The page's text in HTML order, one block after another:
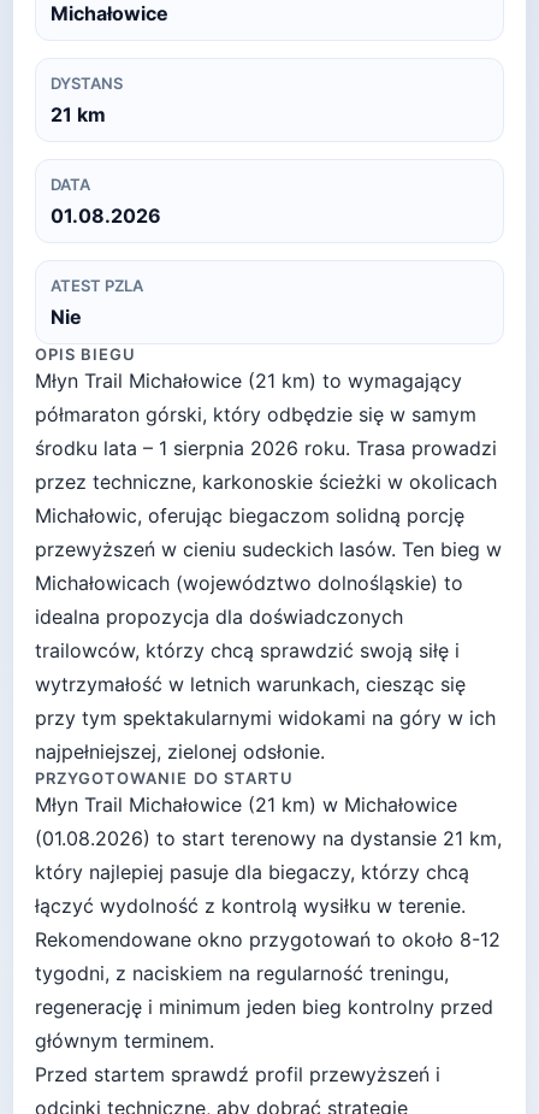
Michałowice
DYSTANS
21 km
DATA
01.08.2026
ATEST PZLA
Nie
OPIS BIEGU
Młyn Trail Michałowice (21 km) to wymagający
półmaraton górski, który odbędzie się w samym
środku lata – 1 sierpnia 2026 roku. Trasa prowadzi
przez techniczne, karkonoskie ścieżki w okolicach
Michałowic, oferując biegaczom solidną porcję
przewyższeń w cieniu sudeckich lasów. Ten bieg w
Michałowicach (województwo dolnośląskie) to
idealna propozycja dla doświadczonych
trailowców, którzy chcą sprawdzić swoją siłę i
wytrzymałość w letnich warunkach, ciesząc się
przy tym spektakularnymi widokami na góry w ich
najpełniejszej, zielonej odsłonie.
PRZYGOTOWANIE DO STARTU
Młyn Trail Michałowice (21 km) w Michałowice
(01.08.2026) to start terenowy na dystansie 21 km,
który najlepiej pasuje dla biegaczy, którzy chcą
łączyć wydolność z kontrolą wysiłku w terenie.
Rekomendowane okno przygotowań to około 8-12
tygodni, z naciskiem na regularność treningu,
regenerację i minimum jeden bieg kontrolny przed
głównym terminem.
Przed startem sprawdź profil przewyższeń i
odcinki techniczne, aby dobrać strategię